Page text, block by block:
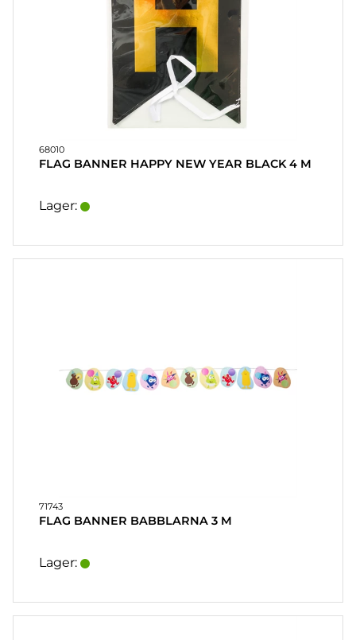
68010
FLAG BANNER HAPPY NEW YEAR BLACK 4 M
Lager:
71743
FLAG BANNER BABBLARNA 3 M
Lager: